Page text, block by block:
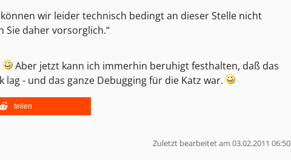
wir leider technisch bedingt an dieser Stelle nicht
Sie daher vorsorglich.
Aber jetzt kann ich immerhin beruhigt festhalten, daß das
- und das ganze Debugging für die Katz war.
teilen
Zuletzt bearbeitet am 03.02.2011 06:50